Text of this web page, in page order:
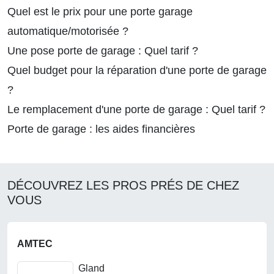
Quel est le prix pour une porte garage
automatique/motorisée ?
Une pose porte de garage : Quel tarif ?
Quel budget pour la réparation d'une porte de garage
?
Le remplacement d'une porte de garage : Quel tarif ?
Porte de garage : les aides financières
DÉCOUVREZ LES PROS PRÉS DE CHEZ
VOUS
AMTEC
Gland